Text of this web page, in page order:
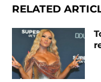
RELATED